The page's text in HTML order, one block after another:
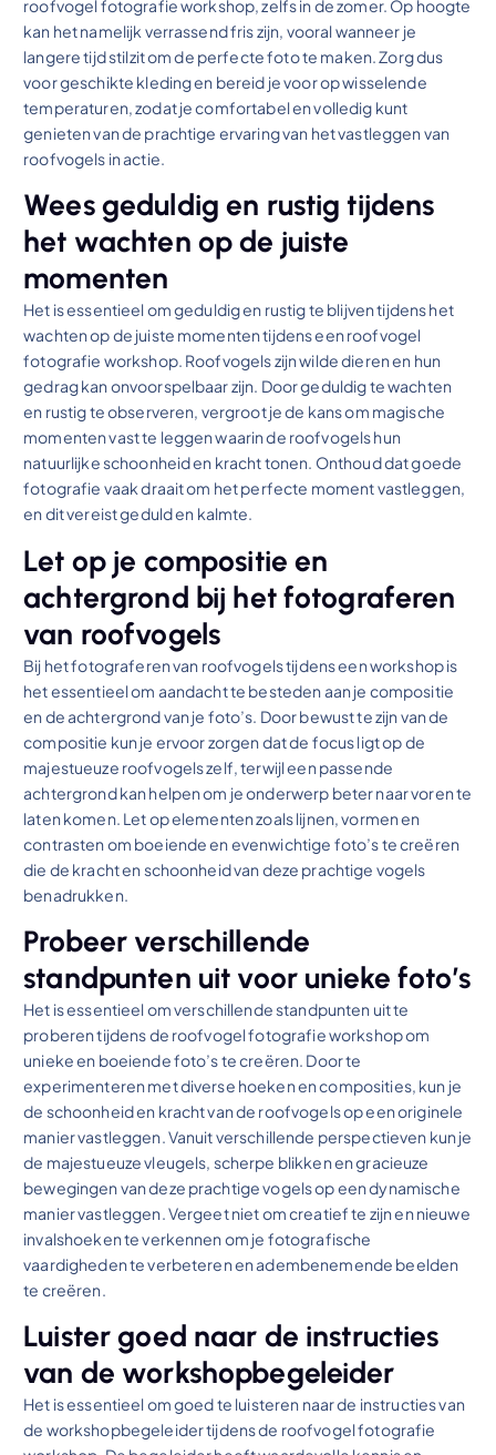
roofvogel fotografie workshop, zelfs in de zomer. Op hoogte
kan het namelijk verrassend fris zijn, vooral wanneer je
langere tijd stilzit om de perfecte foto te maken. Zorg dus
voor geschikte kleding en bereid je voor op wisselende
temperaturen, zodat je comfortabel en volledig kunt
genieten van de prachtige ervaring van het vastleggen van
roofvogels in actie.
Wees geduldig en rustig tijdens
het wachten op de juiste
momenten
Het is essentieel om geduldig en rustig te blijven tijdens het
wachten op de juiste momenten tijdens een roofvogel
fotografie workshop. Roofvogels zijn wilde dieren en hun
gedrag kan onvoorspelbaar zijn. Door geduldig te wachten
en rustig te observeren, vergroot je de kans om magische
momenten vast te leggen waarin de roofvogels hun
natuurlijke schoonheid en kracht tonen. Onthoud dat goede
fotografie vaak draait om het perfecte moment vastleggen,
en dit vereist geduld en kalmte.
Let op je compositie en
achtergrond bij het fotograferen
van roofvogels
Bij het fotograferen van roofvogels tijdens een workshop is
het essentieel om aandacht te besteden aan je compositie
en de achtergrond van je foto’s. Door bewust te zijn van de
compositie kun je ervoor zorgen dat de focus ligt op de
majestueuze roofvogels zelf, terwijl een passende
achtergrond kan helpen om je onderwerp beter naar voren te
laten komen. Let op elementen zoals lijnen, vormen en
contrasten om boeiende en evenwichtige foto’s te creëren
die de kracht en schoonheid van deze prachtige vogels
benadrukken.
Probeer verschillende
standpunten uit voor unieke foto’s
Het is essentieel om verschillende standpunten uit te
proberen tijdens de roofvogel fotografie workshop om
unieke en boeiende foto’s te creëren. Door te
experimenteren met diverse hoeken en composities, kun je
de schoonheid en kracht van de roofvogels op een originele
manier vastleggen. Vanuit verschillende perspectieven kun je
de majestueuze vleugels, scherpe blikken en gracieuze
bewegingen van deze prachtige vogels op een dynamische
manier vastleggen. Vergeet niet om creatief te zijn en nieuwe
invalshoeken te verkennen om je fotografische
vaardigheden te verbeteren en adembenemende beelden
te creëren.
Luister goed naar de instructies
van de workshopbegeleider
Het is essentieel om goed te luisteren naar de instructies van
de workshopbegeleider tijdens de roofvogel fotografie